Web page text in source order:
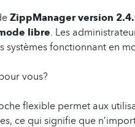
ZippManager version
libre. Les
systèmes fonctionnant en
vous?
flexible permet aux
ce qui signifie que